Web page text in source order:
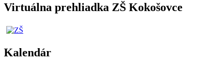
Virtuálna prehliadka ZŠ Kokošovce
Kalendár